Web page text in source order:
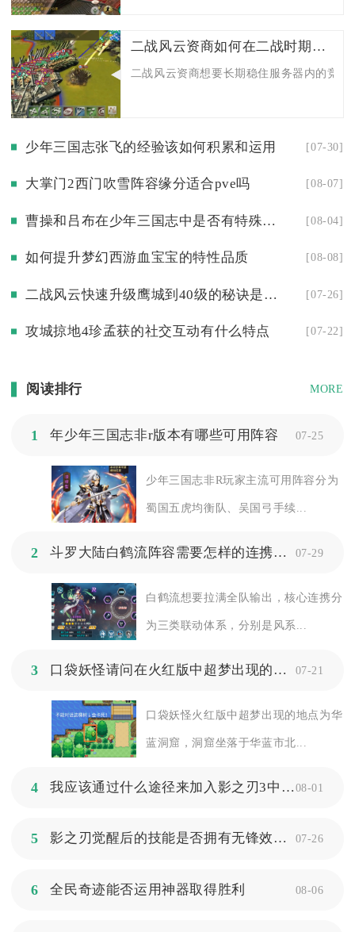
二战风云资商如何在二战时期保持竞争优势
二战风云资商想要长期稳住服务器内的竞
少年三国志张飞的经验该如何积累和运用 [07-30]
大掌门2西门吹雪阵容缘分适合pve吗 [08-07]
曹操和吕布在少年三国志中是否有特殊合击技能 [08-04]
如何提升梦幻西游血宝宝的特性品质 [08-08]
二战风云快速升级鹰城到40级的秘诀是什么 [07-26]
攻城掠地4珍孟获的社交互动有什么特点 [07-22]
阅读排行 MORE
1 年少年三国志非r版本有哪些可用阵容 07-25
少年三国志非R玩家主流可用阵容分为
蜀国五虎均衡队、吴国弓手续...
2 斗罗大陆白鹤流阵容需要怎样的连携才能最大化输出 07-29
白鹤流想要拉满全队输出，核心连携分
为三类联动体系，分别是风系...
3 口袋妖怪请问在火红版中超梦出现的地点是哪里 07-21
口袋妖怪火红版中超梦出现的地点为华
蓝洞窟，洞窟坐落于华蓝市北...
4 我应该通过什么途径来加入影之刃3中的帮会呢08-01
5 影之刃觉醒后的技能是否拥有无锋效果呢 07-26
6 全民奇迹能否运用神器取得胜利 08-06